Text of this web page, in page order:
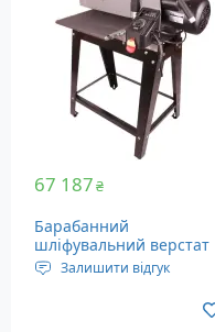
0.2 мікрони
Продуктивність: 748 м3/
Вага: 32 кг
67 187₴
Барабанний
шліфувальний верстат
Laguna 16-32 Drum
Sander (SUPMX-71632)
Залишити відгук
Напруга живлення: 220